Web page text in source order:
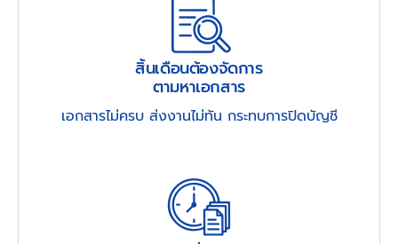
สิ้นเดือนต้องจัดการ
ตามหาเอกสาร
เอกสารไม่ครบ ส่งงานไม่ทัน กระทบการปิดบัญชี